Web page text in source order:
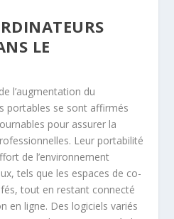
LE
l’augmentation du
portables se sont affirmés
pour assurer la
Leur portabilité
de l’environnement
tels que les espaces de co-
tout en restant connecté
en ligne. Des logiciels variés